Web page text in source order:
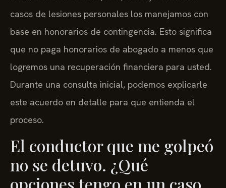
casos de lesiones personales los manejamos con
base en honorarios de contingencia. Esto significa
que no paga honorarios de abogado a menos que
logremos una recuperación financiera para usted.
Durante una consulta inicial, podemos explicarle
este acuerdo en detalle para que entienda el
proceso.
El conductor que me golpeó
no se detuvo. ¿Qué
opciones tengo en un caso